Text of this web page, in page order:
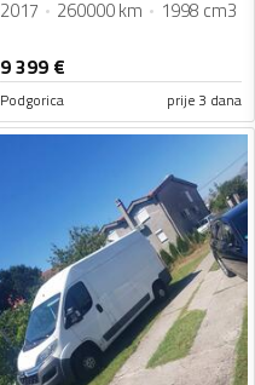
2017 260000 km 1998 cm3
9 399 €
Podgorica prije 3 dana